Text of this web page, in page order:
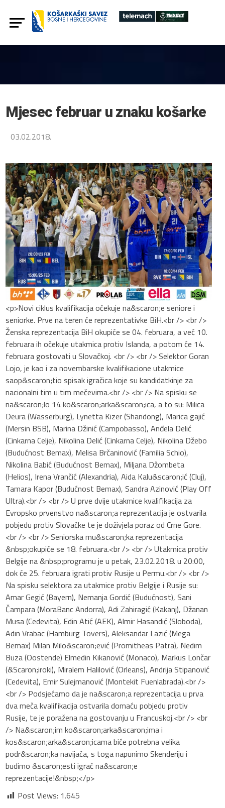
Mjesec februar u znaku košarke
03.02.2018.
<p>Novi ciklus kvalifikacija očekuje na&scaron;e seniore i
seniorke. Prve na teren će reprezentativke BiH.<br /> <br />
Ženska reprezentacija BiH okupiće se 04. februara, a već 10.
februara ih očekuje utakmica protiv Islanda, a potom će 14.
februara gostovati u Slovačkoj. <br /> <br /> Selektor Goran
Lojo, je kao i za novembarske kvalifikacione utakmice
saop&scaron;tio spisak igračica koje su kandidatkinje za
nacionalni tim u tim mečevima.<br /> <br /> Na spisku se
na&scaron;lo 14 ko&scaron;arka&scaron;ica, a to su: Milica
Deura (Wasserburg), Lynetta Kizer (Shandong), Marica gajić
(Mersin BSB), Marina Džinić (Campobasso), Anđela Delić
(Cinkarna Celje), Nikolina Delić (Cinkarna Celje), Nikolina Džebo
(Budućnost Bemax), Melisa Brčaninović (Familia Schio),
Nikolina Babić (Budućnost Bemax), Miljana Džombeta
(Helios), Irena Vrančić (Alexandria), Aida Kalu&scaron;ić (Cluj),
Tamara Kapor (Budućnost Bemax), Sandra Azinović (Play Off
Ultra).<br /> <br /> U prve dvije utakmice kvalifikacija za
Evropsko prvenstvo na&scaron;a reprezentacija je ostvarila
pobjedu protiv Slovačke te je doživjela poraz od Crne Gore.
<br /> <br /> Seniorska mu&scaron;ka reprezentacija
&nbsp;okupiće se 18. februara.<br /> <br /> Utakmica protiv
Belgije na &nbsp;programu je u petak, 23.02.2018. u 20:00,
dok će 25. februara igrati protiv Rusije u Permu.<br /> <br />
Na spisku selektora za utakmice protiv Belgije i Rusije su:
Amar Gegić (Bayern), Nemanja Gordić (Budućnost), Sani
Čampara (MoraBanc Andorra), Adi Zahiragić (Kakanj), Džanan
Musa (Cedevita), Edin Atić (AEK), Almir Hasandić (Sloboda),
Adin Vrabac (Hamburg Tovers), Aleksandar Lazić (Mega
Bemax) Milan Milo&scaron;ević (Promitheas Patra), Nedim
Buza (Oostende) Elmedin Kikanović (Monaco), Markus Lončar
(&Scaron;iroki), Miralem Halilović (Orleans), Andrija Stipanović
(Cedevita), Emir Sulejmanović (Montekit Fuenlabrada).<br />
<br /> Podsjećamo da je na&scaron;a reprezentacija u prva
dva meča kvalifikacija ostvarila domaću pobjedu protiv
Rusije, te je poražena na gostovanju u Francuskoj.<br /> <br
/> Na&scaron;im ko&scaron;arka&scaron;ima i
kos&scaron;arka&scaron;icama biće potrebna velika
podr&scaron;ka navijača, s toga napunimo Skenderiju i
budimo &scaron;esti igrač na&scaron;e
reprezentacije!&nbsp;</p>
Post Views: 1.645